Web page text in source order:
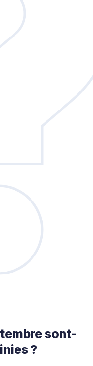
sont-
?